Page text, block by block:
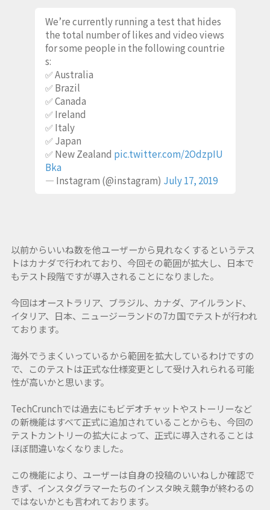
We’re currently running a test that hides
the total number of likes and video views
for some people in the following countrie
s:
✅ Australia
✅ Brazil
✅ Canada
✅ Ireland
✅ Italy
✅ Japan
✅ New Zealand pic.twitter.com/2OdzpIU
Bka
— Instagram (@instagram) July 17, 2019
以前からいいね数を他ユーザーから見れなくするというテス
トはカナダで行われており、今回その範囲が拡大し、日本で
もテスト段階ですが導入されることになりました。
今回はオーストラリア、ブラジル、カナダ、アイルランド、
イタリア、日本、ニュージーランドの7カ国でテストが行われ
ております。
海外でうまくいっているから範囲を拡大しているわけですの
で、このテストは正式な仕様変更として受け入れられる可能
性が高いかと思います。
TechCrunchでは過去にもビデオチャットやストーリーなど
の新機能はすべて正式に追加されていることからも、今回の
テストカントリーの拡大によって、正式に導入されることは
ほぼ間違いなくなりました。
この機能により、ユーザーは自身の投稿のいいねしか確認で
きず、インスタグラマーたちのインスタ映え競争が終わるの
ではないかとも言われております。